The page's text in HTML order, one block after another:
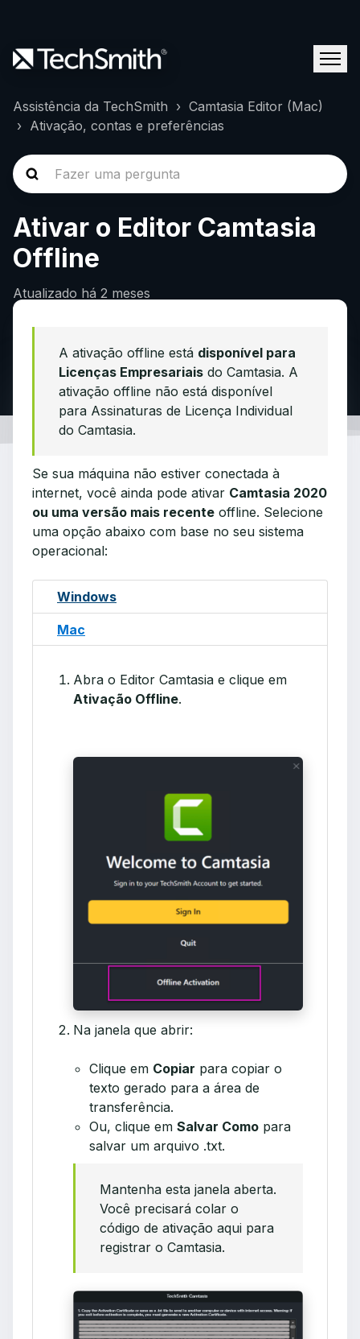
Assistência da TechSmith
Camtasia Editor (Mac)
Ativação, contas e preferências
Ativar o Editor Camtasia
Offline
Atualizado há 2 meses
A ativação offline está disponível para
Licenças Empresariais do Camtasia. A
ativação offline não está disponível
para Assinaturas de Licença Individual
do Camtasia.
Se sua máquina não estiver conectada à
internet, você ainda pode ativar Camtasia 2020
ou uma versão mais recente offline. Selecione
uma opção abaixo com base no seu sistema
operacional:
Windows
Mac
Abra o Editor Camtasia e clique em
Ativação Offline.
Na janela que abrir:
Clique em Copiar para copiar o
texto gerado para a área de
transferência.
Ou, clique em Salvar Como para
salvar um arquivo .txt.
Mantenha esta janela aberta.
Você precisará colar o
código de ativação aqui para
registrar o Camtasia.